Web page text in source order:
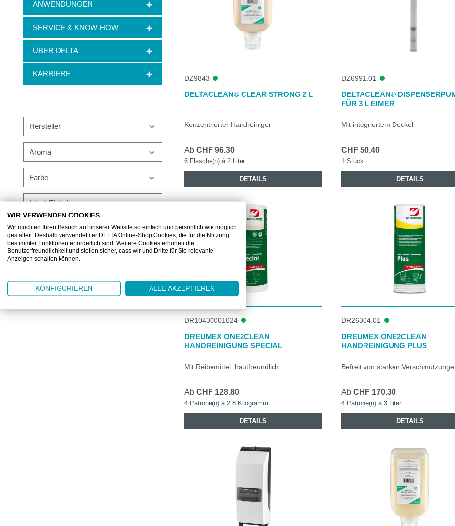
ANWENDUNGEN
SERVICE & KNOW-HOW
ÜBER DELTA
KARRIERE
Hersteller
Aroma
Farbe
Inhalt Einheit
Lebensmittelecht
Material
Preis
Dank Pflegewirkung sanft zur Haut
Einwegkartusche zum Auswechseln oder Nachfüllkartusche
Liefervolumen von 3 bis 120 l in unterschiedlichen Verpackungen
Weitere Produkte für den Waschraum:
Handtuchrollen
Papierhandtücher
WC-Papier
DZ9843
DELTACLEAN® CLEAR STRONG 2 L
Konzentrierter Handreiniger
Ab CHF 96.30
6 Flasche(n) à 2 Liter
DETAILS
DZ6991.01
DELTACLEAN®
FÜR 3 L EIMER
Mit integriertem Deckel
CHF 50.40
1 Stück
DETAILS
DR10430001024
DREUMEX ONE2CLEAN
HANDREINIGUNG SPECIAL
Mit Reibemittel, hautfreundlich
Ab CHF 128.80
4 Patrone(n) à 2.8 Kilogramm
DETAILS
DR26304.01
DREUMEX ONE2CLEAN
HANDREINIGUNG PLUS
Befreit von starken
Ab CHF 170.30
4 Patrone(n) à 3 Liter
DETAILS
WIR VERWENDEN COOKIES
Wir möchten Ihren Besuch auf unserer Website so einfach und persönlich wie möglich
gestalten. Deshalb verwendet der DELTA Online-Shop Cookies, die für die Nutzung
bestimmter Funktionen erforderlich sind. Weitere Cookies erhöhen die
Benutzerfreundlichkeit und stellen sicher, dass wir und Dritte für Sie relevante
Anzeigen schalten können.
KONFIGURIEREN ALLE AKZEPTIEREN